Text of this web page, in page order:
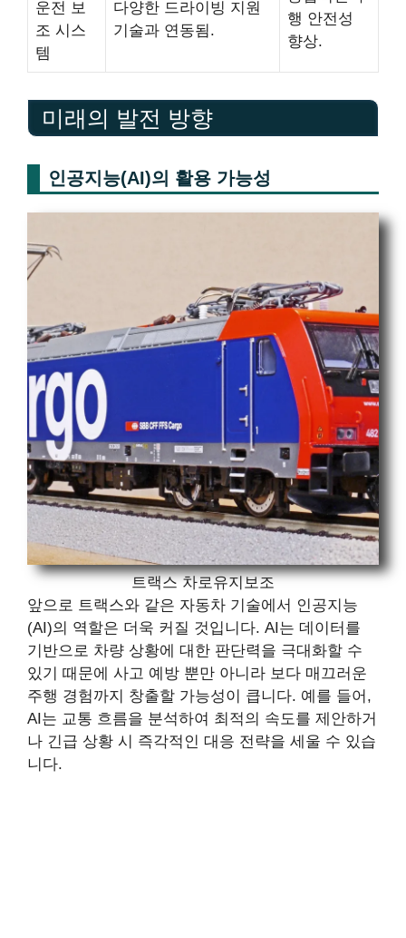
운전 보
조 시스
템
다양한 드라이빙 지원
기술과 연동됨.
행 안전성
향상.
미래의 발전 방향
인공지능(AI)의 활용 가능성
트랙스 차로유지보조
앞으로 트랙스와 같은 자동차 기술에서 인공지능
(AI)의 역할은 더욱 커질 것입니다. AI는 데이터를
기반으로 차량 상황에 대한 판단력을 극대화할 수
있기 때문에 사고 예방 뿐만 아니라 보다 매끄러운
주행 경험까지 창출할 가능성이 큽니다. 예를 들어,
AI는 교통 흐름을 분석하여 최적의 속도를 제안하거
나 긴급 상황 시 즉각적인 대응 전략을 세울 수 있습
니다.